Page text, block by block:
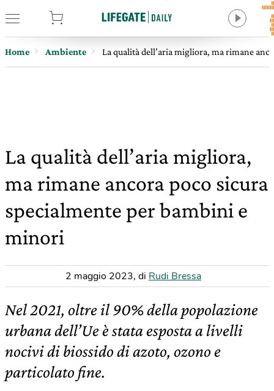
Home Ambiente La qualità dell’aria migliora, ma rimane
La qualità dell’aria migliora,
ma rimane ancora poco sicura
specialmente per bambini e
minori
2 maggio 2023, di Rudi Bressa
Nel 2021, oltre il 90% della popolazione
urbana dell’Ue è stata esposta a livelli
nocivi di biossido di azoto, ozono e
particolato fine.